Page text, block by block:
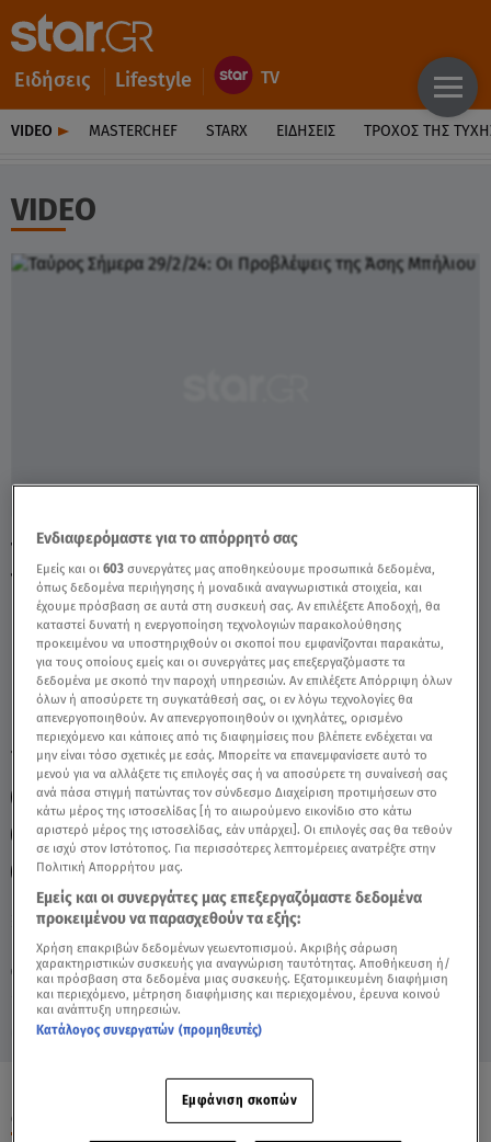
Ειδήσεις Lifestyle
VIDEO MASTERCHEF STARX ΕΙΔΉΣΕΙΣ ΤΡΟΧΌΣ ΤΗΣ
VIDEO
Κυριακή 9 Αυγούστου 2026
29.02.24, 12:16 ΖΩΔΙΑ
Ταύρος Σήμερα 29/2/24: Οι Προβλέψεις
της Άσης Μπήλιου - Video
TAGS: ΤΑΥΡΟΣ ΖΩΔΙΑ ΖΩΔΙΑ ΑΣΗ ΜΠΗΛΙΟΥ
ΑΣΗ ΜΠΗΛΙΟΥ
ΖΩΔΙΑ ΣΗΜΕΡΑ
ΑΣΤΡΟΛΟΓΙΚΕΣ ΠΡΟΒΛΕΨΕΙΣ
ΗΜΕΡΗΣΙΕΣ ΠΡΟΒΛΕΨΕΙΣ
BREAKFAST@STAR
ΟΛΑ ΤΑ ΒΙΝΤΕΟ
Ενδιαφερόμαστε για το απόρρητό σας
Εμείς και οι603 συνεργάτες μας αποθηκεύουμε προσωπικά δεδομένα,
όπως δεδομένα περιήγησης ή μοναδικά αναγνωριστικά στοιχεία, και
έχουμε πρόσβαση σε αυτά στη συσκευή σας. Αν επιλέξετε Αποδοχή, θα
καταστεί δυνατή η ενεργοποίηση τεχνολογιών παρακολούθησης
προκειμένου να υποστηριχθούν οι σκοποί που εμφανίζονται παρακάτω,
για τους οποίους εμείς και οι συνεργάτες μας επεξεργαζόμαστε τα
δεδομένα με σκοπό την παροχή υπηρεσιών. Αν επιλέξετε Απόρριψη όλων
όλων ή αποσύρετε τη συγκατάθεσή σας, οι εν λόγω τεχνολογίες θα
απενεργοποιηθούν. Αν απενεργοποιηθούν οι ιχνηλάτες, ορισμένο
περιεχόμενο και κάποιες από τις διαφημίσεις που βλέπετε ενδέχεται να
μην είναι τόσο σχετικές με εσάς. Μπορείτε να επανεμφανίσετε αυτό το
μενού για να αλλάξετε τις επιλογές σας ή να αποσύρετε τη συναίνεσή σας
ανά πάσα στιγμή πατώντας τον σύνδεσμο Διαχείριση προτιμήσεων στο
κάτω μέρος της ιστοσελίδας [ή το αιωρούμενο εικονίδιο στο κάτω
αριστερό μέρος της ιστοσελίδας, εάν υπάρχει]. Οι επιλογές σας θα τεθούν
σε ισχύ στον Ιστότοπος. Για περισσότερες λεπτομέρειες ανατρέξτε στην
Πολιτική Απορρήτου μας.
Εμείς και οι συνεργάτες μας επεξεργαζόμαστε δεδομένα
προκειμένου να παρασχεθούν τα εξής:
Χρήση επακριβών δεδομένων γεωεντοπισμού. Ακριβής σάρωση
χαρακτηριστικών συσκευής για αναγνώριση ταυτότητας. Αποθήκευση ή/
και πρόσβαση στα δεδομένα μιας συσκευής. Εξατομικευμένη διαφήμιση
και περιεχόμενο, μέτρηση διαφήμισης και περιεχομένου, έρευνα κοινού
και ανάπτυξη υπηρεσιών.
Κατάλογος συνεργατών (προμηθευτές)
Εμφάνιση σκοπών